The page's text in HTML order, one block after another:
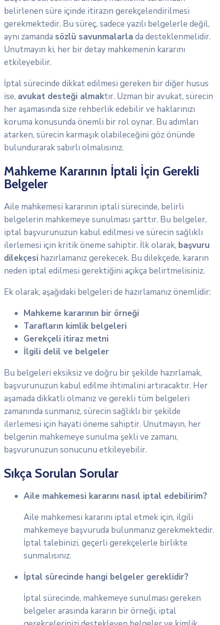
belirlenen süre içinde itirazın gerekçelendirilmesi
gerekmektedir. Bu süreç, sadece yazılı belgelerle değil,
aynı zamanda sözlü savunmalarla da desteklenmelidir.
Unutmayın ki, her bir detay mahkemenin kararını
etkileyebilir.
İptal sürecinde dikkat edilmesi gereken bir diğer husus
ise, avukat desteği almaktır. Uzman bir avukat, sürecin
her aşamasında size rehberlik edebilir ve haklarınızı
koruma konusunda önemli bir rol oynar. Bu adımları
atarken, sürecin karmaşık olabileceğini göz önünde
bulundurarak sabırlı olmalısınız.
Mahkeme Kararının İptali İçin Gerekli
Belgeler
Aile mahkemesi kararının iptali sürecinde, belirli
belgelerin mahkemeye sunulması şarttır. Bu belgeler,
iptal başvurunuzun kabul edilmesi ve sürecin sağlıklı
ilerlemesi için kritik öneme sahiptir. İlk olarak, başvuru
dilekçesi hazırlamanız gerekecek. Bu dilekçede, kararın
neden iptal edilmesi gerektiğini açıkça belirtmelisiniz.
Ek olarak, aşağıdaki belgeleri de hazırlamanız önemlidir:
Mahkeme kararının bir örneği
Tarafların kimlik belgeleri
Gerekçeli itiraz metni
İlgili delil ve belgeler
Bu belgeleri eksiksiz ve doğru bir şekilde hazırlamak,
başvurunuzun kabul edilme ihtimalini artıracaktır. Her
aşamada dikkatli olmanız ve gerekli tüm belgeleri
zamanında sunmanız, sürecin sağlıklı bir şekilde
ilerlemesi için hayati öneme sahiptir. Unutmayın, her
belgenin mahkemeye sunulma şekli ve zamanı,
başvurunuzun sonucunu etkileyebilir.
Sıkça Sorulan Sorular
Aile mahkemesi kararını nasıl iptal edebilirim?
Aile mahkemesi kararını iptal etmek için, ilgili
mahkemeye başvuruda bulunmanız gerekmektedir.
İptal talebinizi, geçerli gerekçelerle birlikte
sunmalısınız.
İptal sürecinde hangi belgeler gereklidir?
İptal sürecinde, mahkemeye sunulması gereken
belgeler arasında kararın bir örneği, iptal